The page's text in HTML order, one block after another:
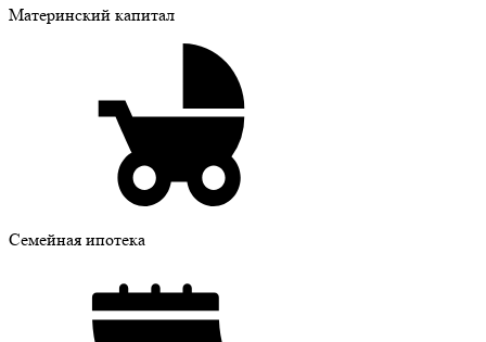
Материнский капитал
Семейная ипотека